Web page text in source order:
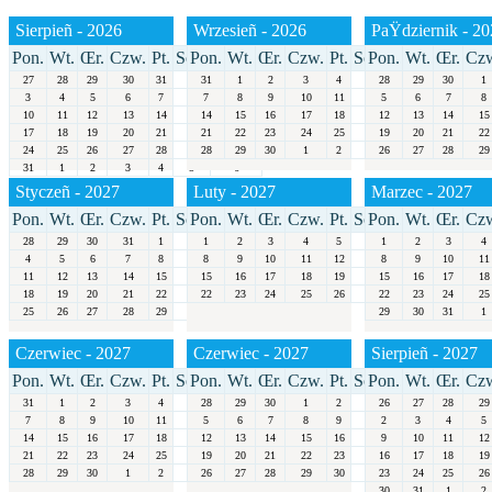
Sierpieñ - 2026
Pon. Wt. Œr. Czw. Pt. Sob. Niedz.
27 28 29 30 31
2
3
4 5 6 7
9
10
11 12 13 14
16
17
18 19 20 21
23
24
25 26 27 28
30
31
1 2 3 4
Wrzesieñ - 2026
Pon. Wt. Œr. Czw. Pt. Sob. Niedz.
31 1 2 3 4
6
7
8 9 10 11
13
14
15 16 17 18
20
21
22 23 24 25
27
28
29 30 1 2 4
PaŸdziernik -
Pon. Wt. Œr.
28 29 30
1
5
6 7
8
12
13 14
15
19
20 21
22
26
27 28 29
Styczeñ - 2027
Pon. Wt. Œr. Czw. Pt. Sob. Niedz.
28 29 30 31 1
3
4
5 6 7 8
10
11
12 13 14 15
17
18
19 20 21 22
24
25
26 27 28 29
Luty - 2027
Pon. Wt. Œr. Czw. Pt. Sob. Niedz.
1 2 3 4 5
7
8
9 10 11 12
14
15
16 17 18 19
21
22
23 24 25 26 28
Marzec - 2027
Pon. Wt. Œr.
1 2 3
4
8
9 10
11
15
16 17
18
22
23 24
25
29
30 31 1
Czerwiec - 2027
Pon. Wt. Œr. Czw. Pt. Sob. Niedz.
31 1 2 3 4
6
7
8 9 10 11
13
14
15 16 17 18
20
21
22 23 24 25
27
28
29 30 1 2 4
Czerwiec - 2027
Pon. Wt. Œr. Czw. Pt. Sob. Niedz.
28 29 30 1 2
4
5
6 7 8 9
11
12
13 14 15 16
18
19
20 21 22 23
25
26
27 28 29 30 1
Sierpieñ - 2027
Pon. Wt. Œr.
26 27 28
29
2
3 4
5
9
10 11
12
16
17 18
19
23
24 25
26